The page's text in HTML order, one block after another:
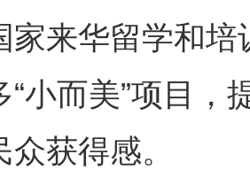
家来华留学和
“小而美”项目，
众获得感。